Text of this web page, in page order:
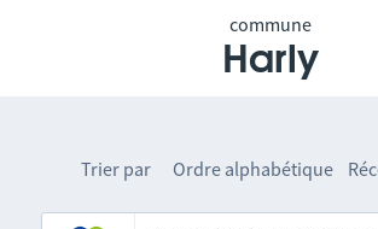
commune
Harly
Trier par Ordre alphabétique